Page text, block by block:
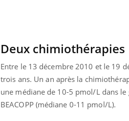
Deux chimiothérapies
Entre le 13 décembre 2010 et le 19
trois ans. Un an après la
une médiane de 10-5 pmol/L dans
BEACOPP (médiane 0-11 pmol/L).